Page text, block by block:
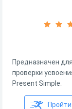
Предназначен
проверки
Present Simple.